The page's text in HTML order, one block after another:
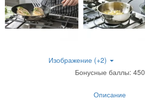
Изображение (+2)
Бонусные баллы: 450
Описание